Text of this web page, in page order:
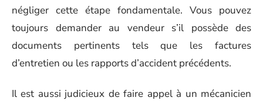
négliger cette étape fondamentale. Vous pouvez
toujours demander au vendeur s’il possède des
documents pertinents tels que les factures
d’entretien ou les rapports d’accident précédents.
Il est aussi judicieux de faire appel à un mécanicien